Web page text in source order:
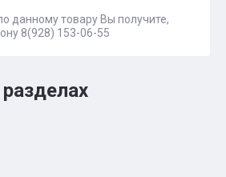
данному товару Вы получите,
8(928) 153-06-55